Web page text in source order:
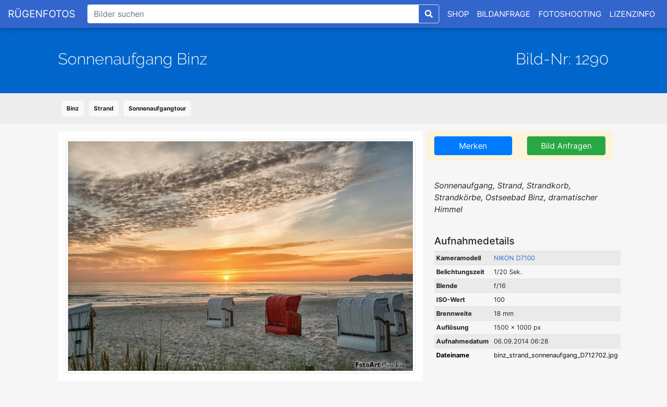
RÜGENFOTOS SHOP BILDANFRAGE FOTOSHOOTING LIZENZINFO
Sonnenaufgang Binz Bild-Nr: 1290
Binz Strand Sonnenaufgangtour
Merken Bild Anfragen
Sonnenaufgang, Strand, Strandkorb,
Strandkörbe, Ostseebad Binz, dramatischer
Himmel
Aufnahmedetails
Kameramodell
NIKON D7100
Belichtungszeit
1/20 Sek.
Blende
f/16
ISO-Wert
100
Brennweite
18 mm
Auflösung
1500 x 1000 px
Aufnahmedatum
06.09.2014 06:28
Dateiname
binz_strand_sonnenaufgang_D712702.jpg